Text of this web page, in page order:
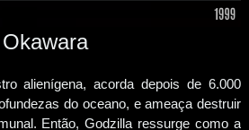
alienígena, acorda depois de 6.000
do oceano, e ameaça destruir
Então, Godzilla ressurge como a